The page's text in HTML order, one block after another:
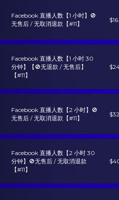
Facebook 直播人数【1 小时】🚫
无售后 / 无取消退款【#11】
Facebook 直播人数【1 小时 30
分钟】【🚫无退款 / 无售后】
【#11】
Facebook 直播人数【2 小时】🚫
无售后 / 无取消退款【#11】
Facebook 直播人数【2 小时 30
分钟】🚫无售后 / 无取消退款
【#11】